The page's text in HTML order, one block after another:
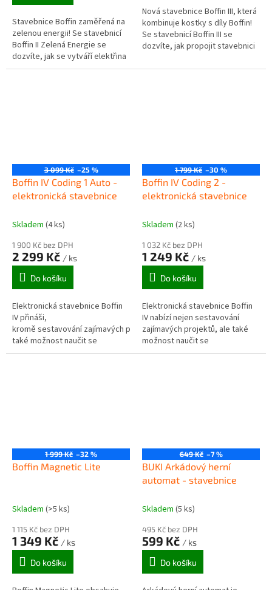
Stavebnice Boffin zaměřená na
zelenou energii! Se stavebnicí
Boffin II Zelená Energie se
dozvíte, jak se vytváří elektřina
z vody, sestavíte si hybridní
hvězdiček.
Nová stavebnice Boffin III, která
kombinuje kostky s díly Boffin!
Se stavebnicí Boffin III se
dozvíte, jak propojit stavebnici
sestavili...
3 099 Kč –25 %
Boffin IV Coding 1 Auto -
elektronická stavebnice
Skladem (4 ks)
1 900 Kč bez DPH
2 299 Kč / ks
Do košíku
Elektronická stavebnice Boffin
IV přináši,
kromě sestavování zajímavých projektů,
také možnost naučit se
programovat s aplikací Boffin!
1 799 Kč –30 %
Boffin IV Coding 2 -
elektronická stavebnice
Skladem (2 ks)
1 032 Kč bez DPH
1 249 Kč / ks
Do košíku
Elektronická stavebnice Boffin
IV nabízí nejen sestavování
zajímavých projektů, ale také
možnost naučit se
programovat pomocí aplikace
1 999 Kč –32 %
Boffin Magnetic Lite
Skladem (>5 ks)
1 115 Kč bez DPH
1 349 Kč / ks
Do košíku
649 Kč –7 %
BUKI Arkádový herní
automat - stavebnice
Skladem (5 ks)
495 Kč bez DPH
599 Kč / ks
Do košíku